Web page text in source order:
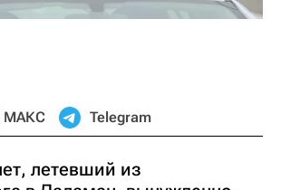
МАКС Telegram
летевший из